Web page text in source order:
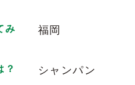
| ID:ZBfANF9emA
てます
ールで好きになりました！
み
福岡
？ シャンパン